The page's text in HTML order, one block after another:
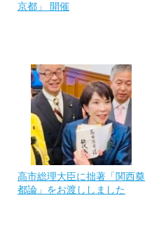
京都」 開催
高市総理大臣に拙著「関西奠
都論」をお渡ししました